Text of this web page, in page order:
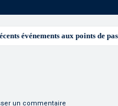
un commentaire